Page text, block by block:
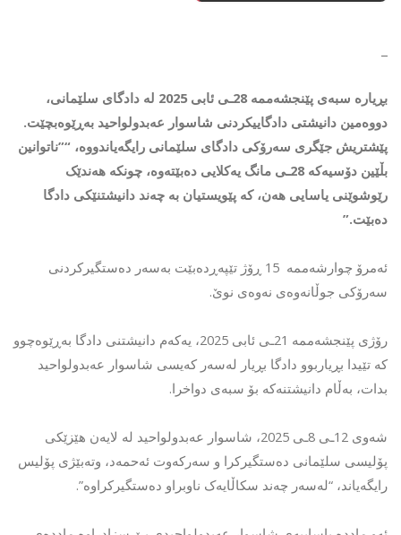
بڕیارە سبەی پێنجشەممە 28ـی ئابی 2025 لە دادگای سلێمانی،
دووەمین دانیشتی دادگاییکردنی شاسوار عەبدولواحید بەڕێوەبچێت.
پێشتریش جێگری سەرۆکی دادگای سلێمانی رایگەیاندووە، “”ناتوانین
بڵێین دۆسیەکە 28ـی مانگ یەکلایی دەبێتەوە، چونکە هەندێک
رێوشوێنی یاسایی هەن، کە پێویستیان بە چەند دانیشتنێکی دادگا
دەبێت.”
ئەمرۆ چوارشەممە 15 ڕۆژ تێپەڕدەبێت بەسەر دەستگیرکردنی
سەرۆکی جوڵانەوەی نەوەی نوێ.
رۆژی پێنجشەممە 21ـی ئابی 2025، یەکەم دانیشتنی دادگا بەڕێوەچوو
کە تێیدا بڕیاربوو دادگا بڕیار لەسەر کەیسی شاسوار عەبدولواحید
بدات، بەڵام دانیشتنەکە بۆ سبەی دواخرا.
شەوی 12ـی 8ـی 2025، شاسوار عەبدولواحید لە لایەن هێزێکی
پۆلیسی سلێمانی دەستگیرکرا و سەرکەوت ئەحمەد، وتەبێژی پۆلیس
رایگەیاند، “لەسەر چەند سکاڵایەک ناوبراو دەستگیرکراوە”.